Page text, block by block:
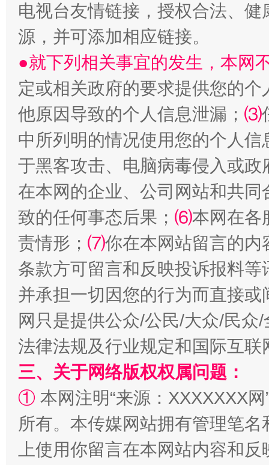
站台名比不上好声名
漫山遍野的桃花与雪山、麦地、白藏房 除
招工难、用工荒背后
电视台友情链接，授权合法、
源，并可添加相应链接。
●就下列相关事宜的发生，本网
定或相关政府的要求提供您的个
他原因导致的个人信息泄漏； ⑶
中所列明的情况使用您的个人
于黑客攻击、电脑病毒侵入或
在本网的企业、公司网站和共
致的任何事态后果； ⑹本网在各
责情形； ⑺你在本网站留言的内
条款方可留言和反映投诉报料
并承担一切因您的行为而直接
网只是提供公众/公民/大众/民
法律法规及行业规定和国际互
三、关于网络版权权属问题：
① 本网注明“来源：XXXXXXX
所有。本传媒网站拥有管理笔
上使用你留言在本网站内容和